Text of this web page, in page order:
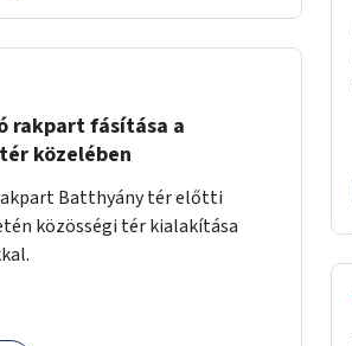
és üdítő hangulatú.
rakpart fásítása a
közelében
Batthyány tér előtti
közösségi tér kialakítása